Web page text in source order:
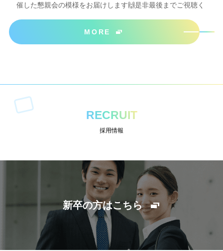
催した懇親会の模様をお届けします🙌是非最後までご視聴く
ださいね＾＾
MORE
RECRUIT
採用情報
新卒の方はこちら